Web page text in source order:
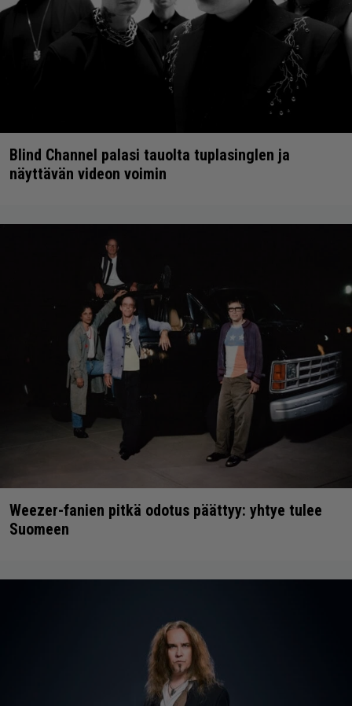
Blind Channel palasi tauolta tuplasinglen ja
näyttävän videon voimin
Weezer-fanien pitkä odotus päättyy: yhtye tulee
Suomeen